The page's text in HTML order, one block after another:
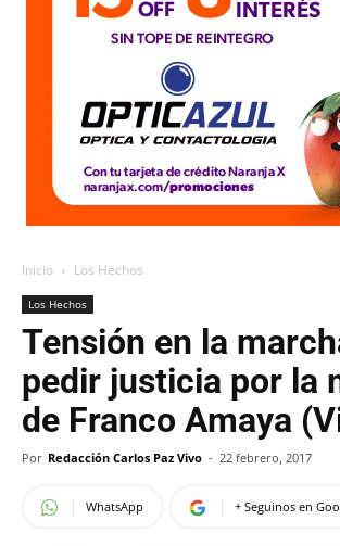
Inicio Los Hechos
Los Hechos
Tensión en la
pedir justicia por la
de Franco Amaya
Por Redacción Carlos Paz Vivo - 22 febrero, 2017
WhatsApp + Seguinos en